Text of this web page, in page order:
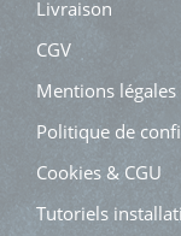
Livraison
CGV
Mentions légales
Politique de
Cookies & CGU
Tutoriels